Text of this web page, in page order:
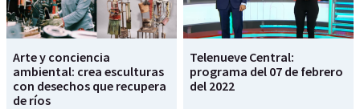
Arte y conciencia
ambiental: crea esculturas
con desechos que recupera
de ríos
Telenueve Central:
programa del 07 de febrero
del 2022